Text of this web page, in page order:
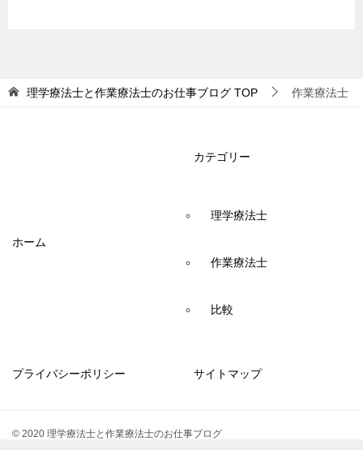
理学療法士と作業療法士のお仕事ブログ TOP 作業療法士
ホーム
カテゴリー
理学療法士
作業療法士
比較
プライバシーポリシー サイトマップ
© 2020 理学療法士と作業療法士のお仕事ブログ